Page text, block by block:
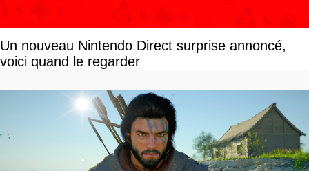
Un nouveau Nintendo Direct surprise annoncé,
voici quand le regarder